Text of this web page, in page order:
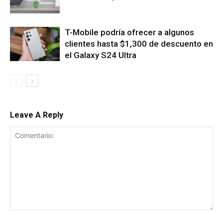
T-Mobile podría ofrecer a algunos
clientes hasta $1,300 de descuento en
el Galaxy S24 Ultra
Leave A Reply